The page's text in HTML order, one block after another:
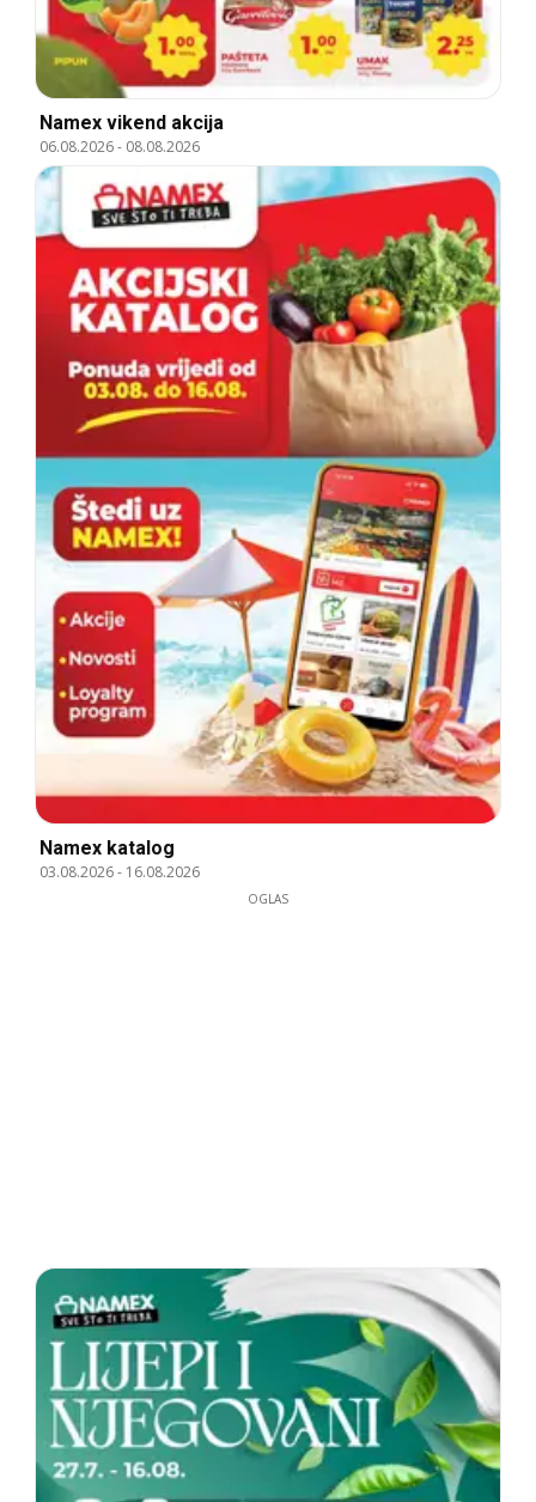
Namex vikend akcija
06.08.2026- 08.08.2026
Namex katalog
03.08.2026- 16.08.2026
OGLAS